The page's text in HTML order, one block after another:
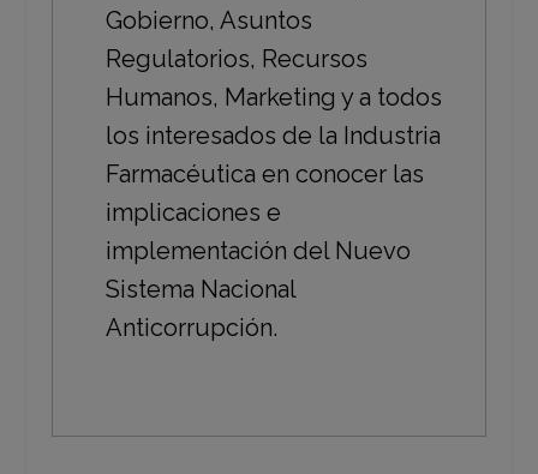
Gobierno, Asuntos
Regulatorios, Recursos
Humanos, Marketing y a todos
los interesados de la Industria
Farmacéutica en conocer las
implicaciones e
implementación del Nuevo
Sistema Nacional
Anticorrupción.